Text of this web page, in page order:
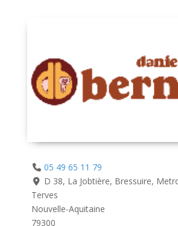
05 49 65 11 79
D 38, La Jobtière, Bressuire,
Terves
Nouvelle-Aquitaine
79300